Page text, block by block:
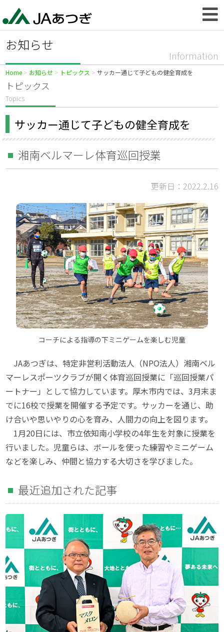
お知らせ
Information
Home お知らせ トピックス サッカー通じて子どもの健全育成を
トピックス
Topics
サッカー通じて子どもの健全育成を
湘南ベルマーレ体育巡回授業
更新日：2022.2.16
コーチによる指導の下ミニゲームを楽しむ児童
JAあつぎは、特定非営利活動法人（NPO法人）湘南ベル
マーレスポーツクラブが開く体育巡回授業に「巡回授業パ
ートナー」として協力しています。厚木市内では、3月末ま
でに16校で授業を開催する予定です。サッカーを通じ、助
け合いや思いやりの心を育み、人間力の向上を図ります。
1月20日には、市立依知南小学校の4年生を対象に授業を
行いました。児童らは、ボールを使った練習やミニゲーム
などを楽しみ、仲間と協力する大切さを学びました。
最近追加された記事